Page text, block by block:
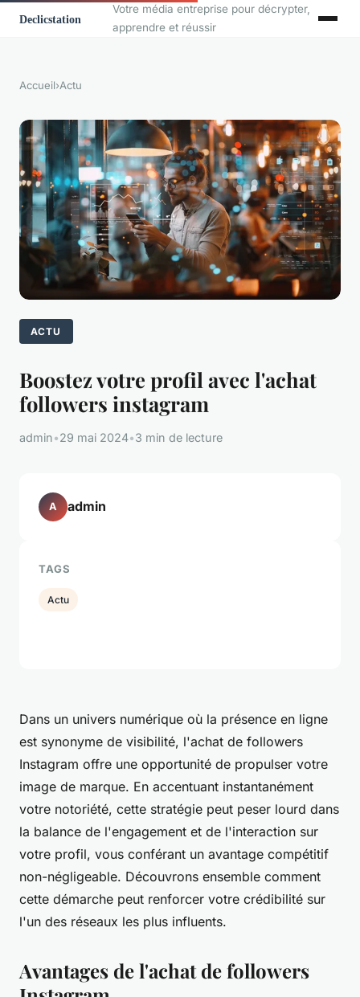
Votre média entreprise pour décrypter,
apprendre et réussir
Accueil›Actu
ACTU
Boostez votre profil avec l'achat
followers instagram
admin•29 mai 2024•3 min de lecture
Dans un univers numérique où la présence en ligne
est synonyme de visibilité, l'achat de followers
Instagram offre une opportunité de propulser votre
image de marque. En accentuant instantanément
votre notoriété, cette stratégie peut peser lourd dans
la balance de l'engagement et de l'interaction sur
votre profil, vous conférant un avantage compétitif
non-négligeable. Découvrons ensemble comment
cette démarche peut renforcer votre crédibilité sur
l'un des réseaux les plus influents.
Avantages de l'achat de followers
A admin
TAGS
Actu